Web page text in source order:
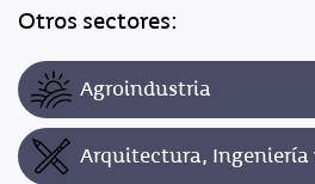
Otros sectores:
Agroindustria
Arquitectura,